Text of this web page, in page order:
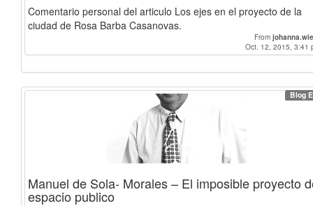
Comentario personal del articulo Los ejes en el proyecto de la
ciudad de Rosa Barba Casanovas.
From
Oct. 12, 2015, 3:41
Blog
Manuel de Sola- Morales – El imposible proyecto
espacio publico